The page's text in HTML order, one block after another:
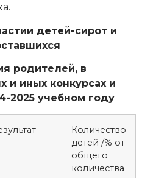
детей-сирот и
родителей, в
и иных конкурсах и
2025 учебном году
Количество
детей /% от
общего
количества